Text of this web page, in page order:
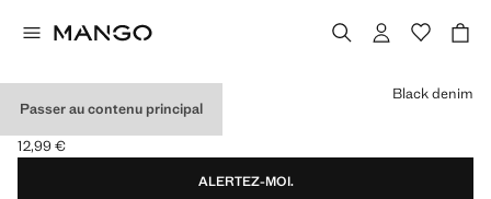
Passer au contenu principal
JEAN PAPERBAG
Prix actuel [12,99 € ]
12,99 €
Choisissez une couleur
Black denim
ALERTEZ-MOI.